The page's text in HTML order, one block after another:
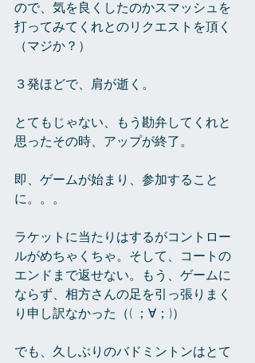
ので、気を良くしたのかスマッシュを
打ってみてくれとのリクエストを頂く
（マジか？）
３発ほどで、肩が逝く。
とてもじゃない、もう勘弁してくれと
思ったその時、アップが終了。
即、ゲームが始まり、参加すること
に。。。
ラケットに当たりはするがコントロー
ルがめちゃくちゃ。そして、コートの
エンドまで返せない。もう、ゲームに
ならず、相方さんの足を引っ張りまく
り申し訳なかった（( ；∀；)）
でも、久しぶりのバドミントンはとて